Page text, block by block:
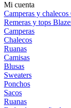
Mi cuenta
Camperas y chalecos
Remeras y tops
Camperas
Chalecos
Ruanas
Camisas
Blusas
Sweaters
Ponchos
Sacos
Ruanas